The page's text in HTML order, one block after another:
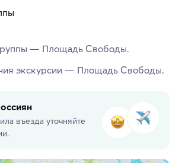
— Площадь Свободы.
экскурсии — Площадь Свободы.
въезда уточняйте